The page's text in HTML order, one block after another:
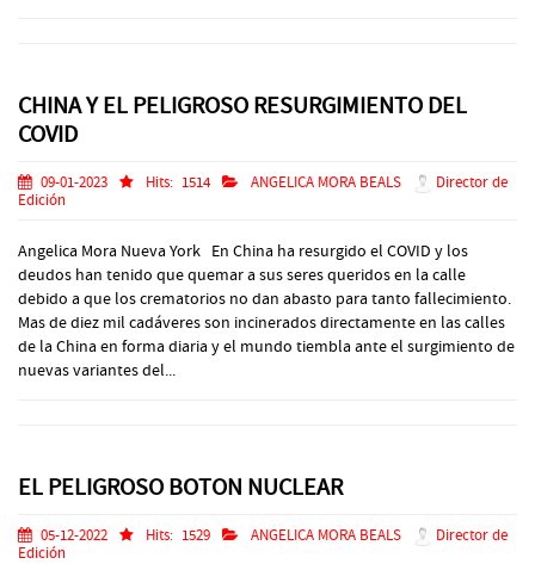
CHINA Y EL PELIGROSO RESURGIMIENTO DEL
COVID
09-01-2023 Hits: 1514 ANGELICA MORA BEALS
Director de
Edición
Angelica Mora Nueva York En China ha resurgido el COVID y los
deudos han tenido que quemar a sus seres queridos en la calle
debido a que los crematorios no dan abasto para tanto fallecimiento.
Mas de diez mil cadáveres son incinerados directamente en las calles
de la China en forma diaria y el mundo tiembla ante el surgimiento de
nuevas variantes del...
EL PELIGROSO BOTON NUCLEAR
05-12-2022 Hits: 1529 ANGELICA MORA BEALS
Director de
Edición